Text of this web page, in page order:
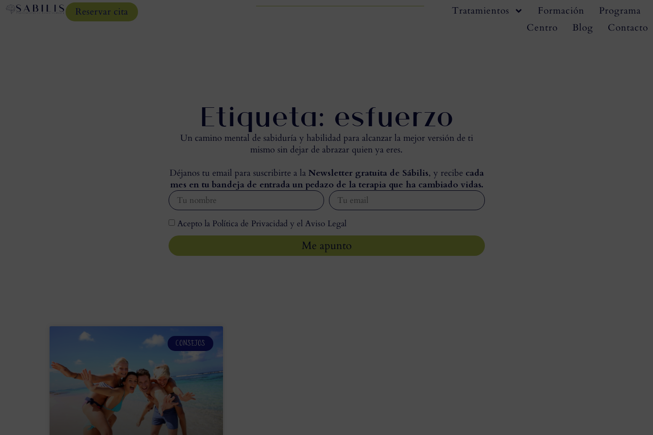
Reservar cita Tratamientos Formación
Programa
Centro
Blog Contacto
Etiqueta: esfuerzo
Un camino mental de sabiduría y habilidad para alcanzar la mejor versión de ti
mismo sin dejar de abrazar quien ya eres.
Déjanos tu email para suscribirte a la Newsletter gratuita de Sábilis, y recibe cada
mes en tu bandeja de entrada un pedazo de la terapia que ha cambiado vidas.
Acepto la Política de Privacidad y el Aviso Legal
Me apunto
CONSEJOS